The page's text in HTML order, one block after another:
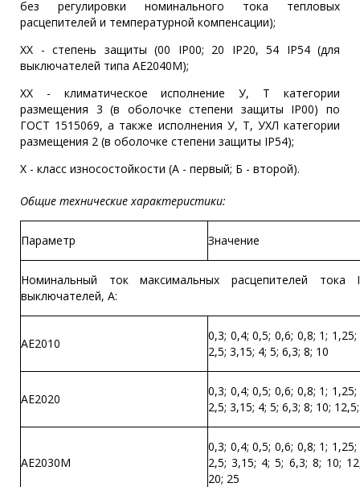
без регулировки номинального тока тепловых
расцепителей и температурной компенсации);
ХX - степень защиты (00 IР00; 20 IР20, 54 IР54 (для
выключателей типа АЕ2040М);
ХX - климатическое исполнение У, Т категории
размещения 3 (в оболочке степени защиты IР00) по
ГОСТ 1515069, а также исполнения У, Т, УХЛ категории
размещения 2 (в оболочке степени защиты IР54);
Х - класс износостойкости (А - первый; Б - второй).
Общие технические характеристики:
Параметр Значение
Номинальный ток максимальных расцепителей
выключателей, А:
АЕ2010
0,3; 0,4; 0,5; 0,6; 0,8; 1; 1,25;
2,5; 3,15; 4; 5; 6,3; 8; 10
АЕ2020
0,3; 0,4; 0,5; 0,6; 0,8; 1; 1,25;
2,5; 3,15; 4; 5; 6,3; 8; 10;
АЕ2030М
0,3; 0,4; 0,5; 0,6; 0,8; 1; 1,25;
2,5; 3,15; 4; 5; 6,3; 8; 10;
20; 25